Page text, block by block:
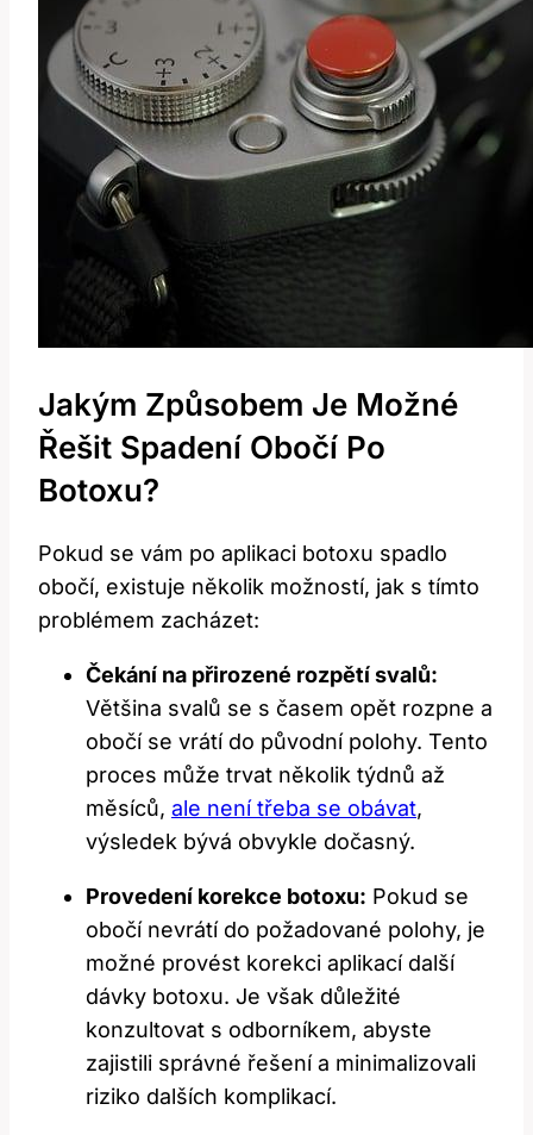
Jakým Způsobem Je Možné
Řešit Spadení Obočí Po
Botoxu?
Pokud se vám po aplikaci botoxu spadlo
obočí, existuje několik možností, jak s tímto
problémem zacházet:
Čekání na přirozené rozpětí svalů:
Většina svalů se s časem opět rozpne a
obočí se vrátí do původní polohy. Tento
proces může trvat několik týdnů až
měsíců, ale není třeba se obávat,
výsledek bývá obvykle dočasný.
Provedení korekce botoxu: Pokud se
obočí nevrátí do požadované polohy, je
možné provést korekci aplikací další
dávky botoxu. Je však důležité
konzultovat s odborníkem, abyste
zajistili správné řešení a minimalizovali
riziko dalších komplikací.